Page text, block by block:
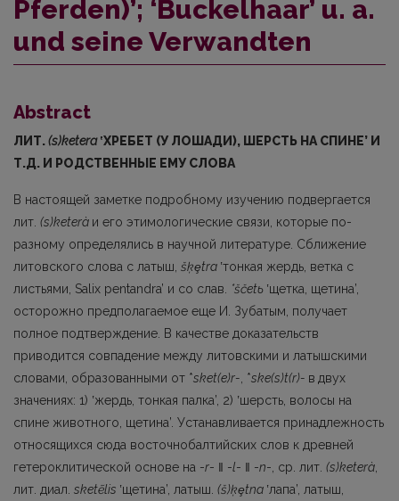
Pferden)’; ‘Buckelhaar’ u. a.
und seine Verwandten
Abstract
ЛИТ.(s)keteraʽХРЕБЕТ (У ЛОШАДИ), ШЕРСТЬ НА СПИНЕ’ И
Т.Д. И РОДСТВЕННЫЕ ЕМУ СЛОВА
В настоящей заметке подробному изучению подвергается
лит. (s)keterà и его этимологические связи, которые по-
разному определялись в научной литературе. Сближение
литовского слова с латыш, šķȩtra ʽтонкая жердь, ветка с
листьями, Salix pentandra’ и со слав.
*ščetь ʽщетка, щетина’,
осторожно предполагаемое еще И. Зубатым, получает
полное подтверж­дение. В качестве доказательств
приводится совпадение между литовскими и латышскими
словами, образованными от *sket(e)r- , *ske(s)t(r)- в двух
значениях: 1) ʽжердь, тонкая палка’, 2) ʽшерсть, волосы на
спине животного, щетина’. Устанавливается принадлежность
относя­щихся сюда восточнобалтийских слов к древней
гетероклитической основе на -r- ‖ -l- ‖ -n-, ср. лит. (s)keterà
лит. диал. sketẽlis ʽщетина’, латыш. (š)ķȩtna ʽлапа’, латыш,